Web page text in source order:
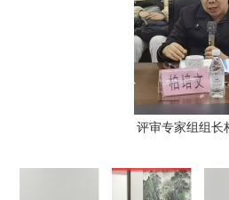
评审专家组组长